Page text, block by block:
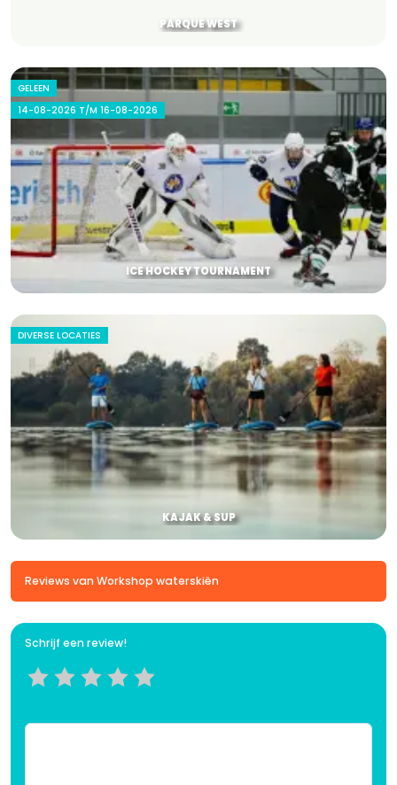
PARQUE WEST
GELEEN
14-08-2026 T/M 16-08-2026
ICE HOCKEY TOURNAMENT
DIVERSE LOCATIES
KAJAK & SUP
Reviews van Workshop waterskiën
Schrijf een review!